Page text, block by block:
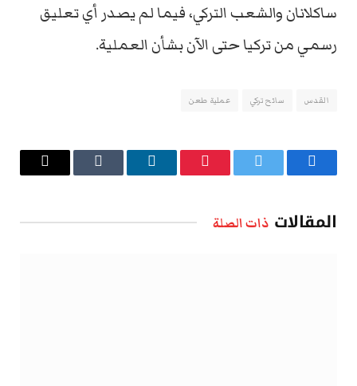
ساكلانان والشعب التركي، فيما لم يصدر أي تعليق
رسمي من تركيا حتى الآن بشأن العملية.
القدس سائح تركي عملية طعن
فيسبوك تويتر بينتيريستلينكدإن Tumblr
البريد
المقالات ذات الصلة